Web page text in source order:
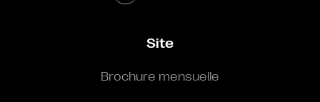
Site
Brochure mensuelle